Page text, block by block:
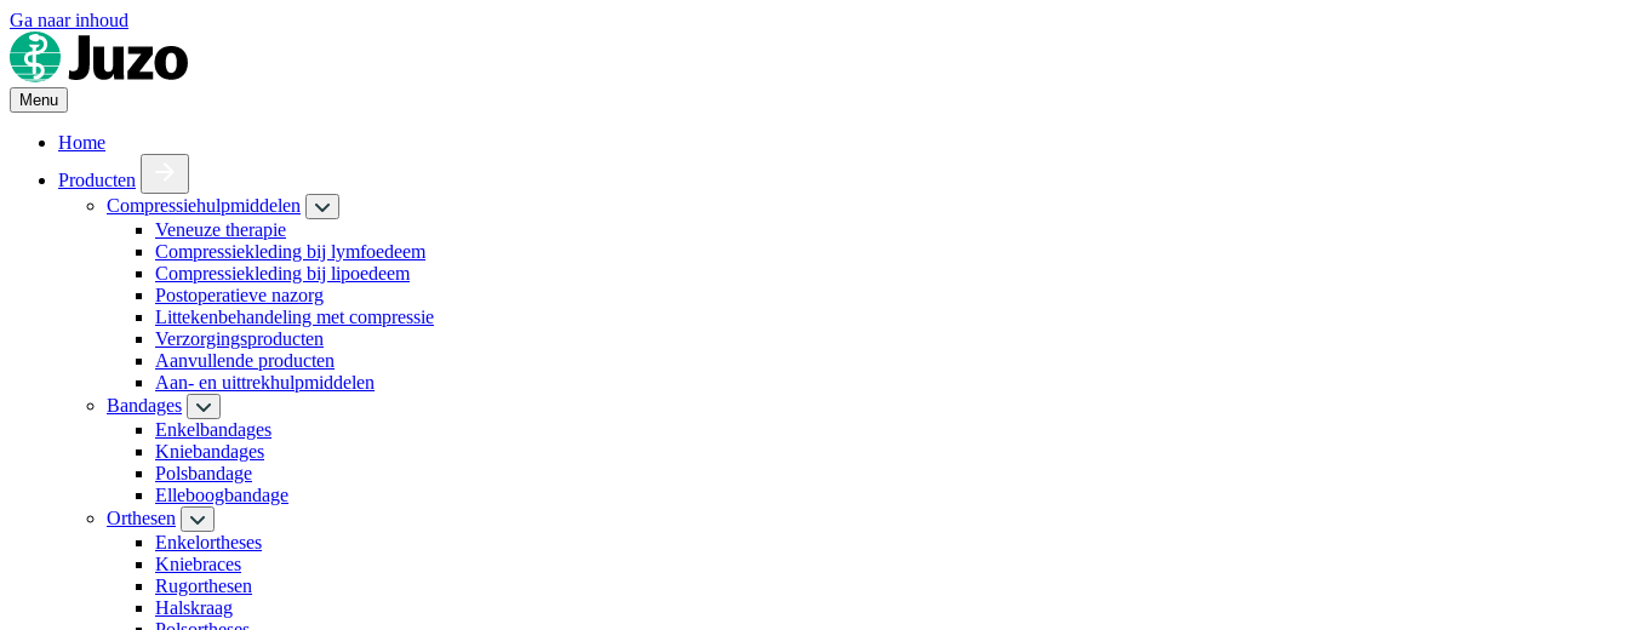
Ga naar inhoud
Menu
Home
Producten
Compressiehulpmiddelen
Veneuze therapie
Compressiekleding bij lymfoedeem
Compressiekleding bij lipoedeem
Postoperatieve nazorg
Littekenbehandeling met compressie
Verzorgingsproducten
Aanvullende producten
Aan- en uittrekhulpmiddelen
Bandages
Enkelbandages
Kniebandages
Polsbandage
Elleboogbandage
Orthesen
Enkelortheses
Kniebraces
Rugorthesen
Halskraag